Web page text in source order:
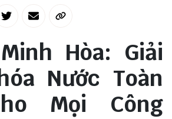
Hòa: Giải
Nước Toàn
Mọi Công